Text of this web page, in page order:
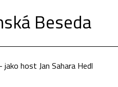
Beseda
host Jan Sahara Hedl